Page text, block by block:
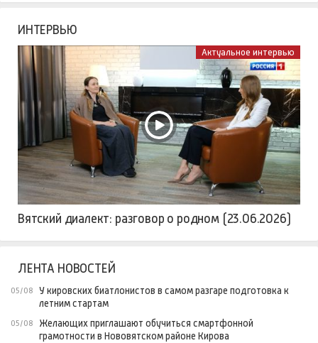
ИНТЕРВЬЮ
Актуальное интервью
Вятский диалект: разговор о родном (23.06.2026)
ЛЕНТА НОВОСТЕЙ
05/08
У кировских биатлонистов в самом разгаре подготовка к
летним стартам
05/08
Желающих приглашают обучиться смартфонной
грамотности в Нововятском районе Кирова